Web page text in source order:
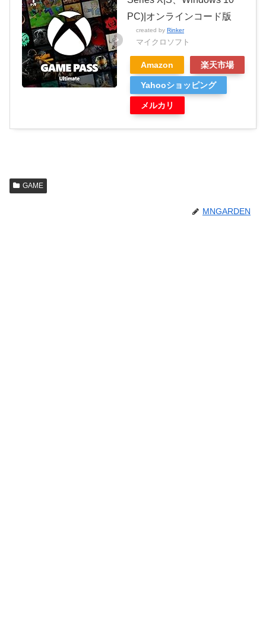
PC)|オンラインコード版
created by Rinker
マイクロソフト
Amazon 楽天市場
Yahooショッピング
メルカリ
GAME
MNGARDEN